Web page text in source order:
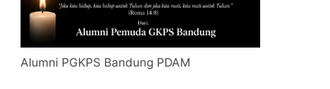
Alumni PGKPS Bandung PDAM